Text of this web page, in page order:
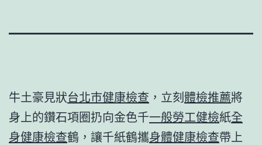
牛土豪見狀台北巿健康檢查 ，立刻體檢推薦將
身上的鑽石項圈扔向金色千一般勞工健檢紙全
身健康檢查鶴，讓千紙鶴攜身體健康檢查帶上